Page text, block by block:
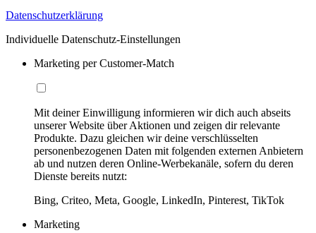
Datenschutzerklärung
Individuelle Datenschutz-Einstellungen
Marketing per Customer-Match
Mit deiner Einwilligung informieren wir dich auch abseits
unserer Website über Aktionen und zeigen dir relevante
Produkte. Dazu gleichen wir deine verschlüsselten
personenbezogenen Daten mit folgenden externen Anbietern
ab und nutzen deren Online-Werbekanäle, sofern du deren
Dienste bereits nutzt:
Bing, Criteo, Meta, Google, LinkedIn, Pinterest, TikTok
Marketing